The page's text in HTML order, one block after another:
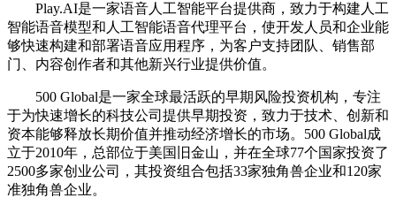
Play.AI是一家语音人工智能平台提供商，致力于构建人工
智能语音模型和人工智能语音代理平台，使开发人员和企业能
够快速构建和部署语音应用程序，为客户支持团队、销售部
门、内容创作者和其他新兴行业提供价值。
‌500 Global‌是一家全球最活跃的早期风险投资机构，专注
于为快速增长的科技公司提供早期投资，致力于技术、创新和
资本能够释放长期价值并推动经济增长的市场。500 Global成
立于2010年，总部位于美国旧金山，并在全球77个国家投资了
2500多家创业公司，其投资组合包括33家独角兽企业和120家
准独角兽企业‌。